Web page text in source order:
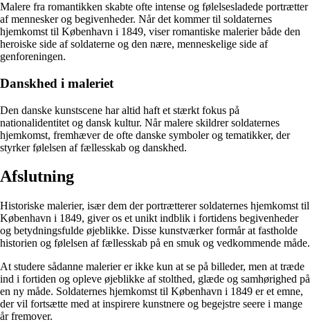
Malere fra romantikken skabte ofte intense og følelsesladede portrætter
af mennesker og begivenheder. Når det kommer til soldaternes
hjemkomst til København i 1849, viser romantiske malerier både den
heroiske side af soldaterne og den nære, menneskelige side af
genforeningen.
Danskhed i maleriet
Den danske kunstscene har altid haft et stærkt fokus på
nationalidentitet og dansk kultur. Når malere skildrer soldaternes
hjemkomst, fremhæver de ofte danske symboler og tematikker, der
styrker følelsen af fællesskab og danskhed.
Afslutning
Historiske malerier, især dem der portrætterer soldaternes hjemkomst til
København i 1849, giver os et unikt indblik i fortidens begivenheder
og betydningsfulde øjeblikke. Disse kunstværker formår at fastholde
historien og følelsen af fællesskab på en smuk og vedkommende måde.
At studere sådanne malerier er ikke kun at se på billeder, men at træde
ind i fortiden og opleve øjeblikke af stolthed, glæde og samhørighed på
en ny måde. Soldaternes hjemkomst til København i 1849 er et emne,
der vil fortsætte med at inspirere kunstnere og begejstre seere i mange
år fremover.